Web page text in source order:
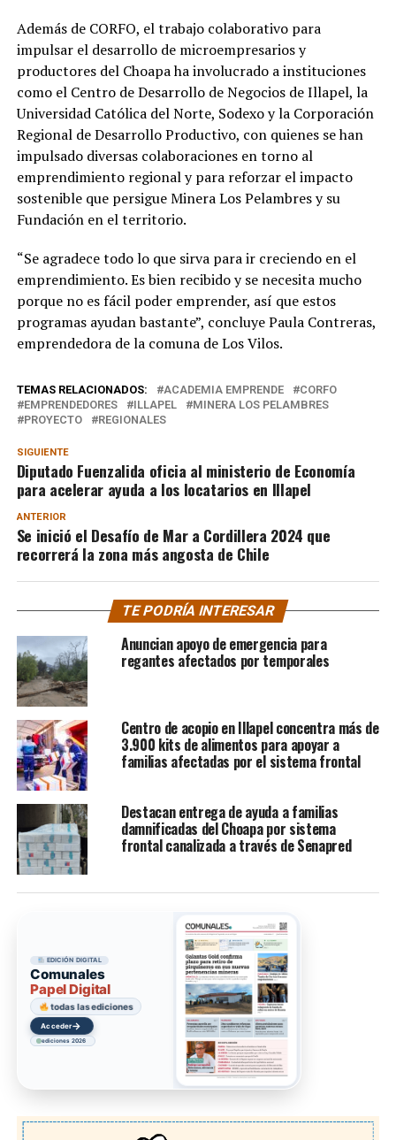
Además de CORFO, el trabajo colaborativo para
impulsar el desarrollo de microempresarios y
productores del Choapa ha involucrado a instituciones
como el Centro de Desarrollo de Negocios de Illapel, la
Universidad Católica del Norte, Sodexo y la Corporación
Regional de Desarrollo Productivo, con quienes se han
impulsado diversas colaboraciones en torno al
emprendimiento regional y para reforzar el impacto
sostenible que persigue Minera Los Pelambres y su
Fundación en el territorio.
“Se agradece todo lo que sirva para ir creciendo en el
emprendimiento. Es bien recibido y se necesita mucho
porque no es fácil poder emprender, así que estos
programas ayudan bastante”, concluye Paula Contreras,
emprendedora de la comuna de Los Vilos.
TEMAS RELACIONADOS: ACADEMIA EMPRENDE
CORFO
EMPRENDEDORES
ILLAPEL
MINERA LOS PELAMBRES
PROYECTO
REGIONALES
SIGUIENTE
Diputado Fuenzalida oficia al ministerio de Economía
para acelerar ayuda a los locatarios en Illapel
ANTERIOR
Se inició el Desafío de Mar a Cordillera 2024 que
recorrerá la zona más angosta de Chile
TE PODRÍA INTERESAR
Anuncian apoyo de emergencia para
regantes afectados por temporales
Centro de acopio en Illapel concentra más de
3.900 kits de alimentos para apoyar a
familias afectadas por el sistema frontal
Destacan entrega de ayuda a familias
damnificadas del Choapa por sistema
frontal canalizada a través de Senapred
EDICIÓN DIGITAL
Comunales
Papel Digital
todas las ediciones
Acceder→
ediciones 2026